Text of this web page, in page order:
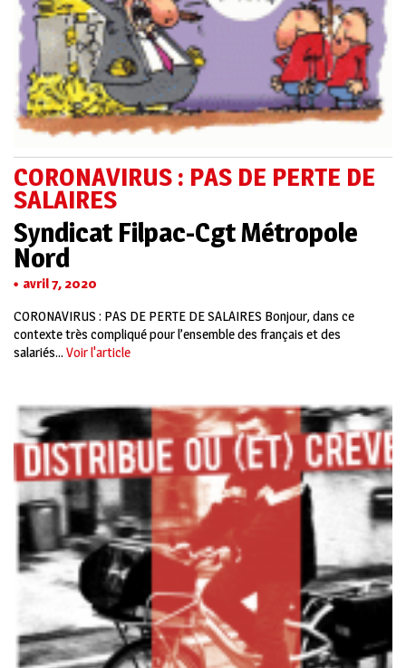
CORONAVIRUS : PAS DE PERTE DE
SALAIRES
Syndicat Filpac-Cgt Métropole
Nord
avril 7, 2020
CORONAVIRUS : PAS DE PERTE DE SALAIRES Bonjour, dans ce
contexte très compliqué pour l’ensemble des français et des
salariés... Voir l'article